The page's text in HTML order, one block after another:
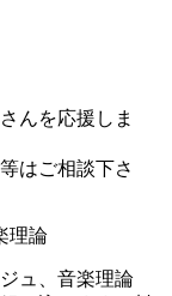
んを応援しま
はご相談下さ
理論
ュ、音楽理論